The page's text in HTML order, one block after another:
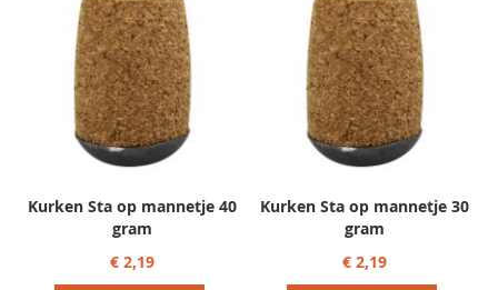
Kurken Sta op mannetje 40
gram
€ 2,19
Kurken Sta op mannetje 30
gram
€ 2,19